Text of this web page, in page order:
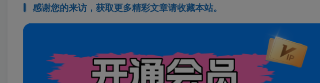
感谢您的来访，获取更多精彩文章请收藏本站。